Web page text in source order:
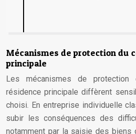
Mécanismes de protection du
principale
Les mécanismes de
résidence principale diffèrent
choisi. En entreprise individuelle
subir les conséquences des
notamment par la saisie des biens